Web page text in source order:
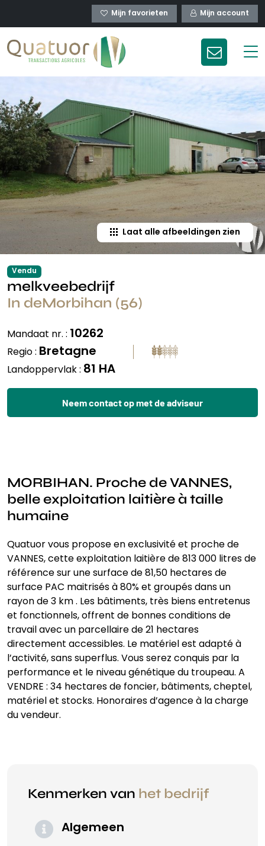
Mijn favorieten Mijn account
Laat alle afbeeldingen zien
Vendu
melkveebedrijf
In deMorbihan (56)
Mandaat nr. : 10262
Regio : Bretagne
Landoppervlak : 81 HA
Neem contact op met de adviseur
MORBIHAN. Proche de VANNES,
belle exploitation laitière à taille
humaine
Quatuor vous propose en exclusivité et proche de
VANNES, cette exploitation laitière de 813 000 litres de
référence sur une surface de 81,50 hectares de
surface PAC maitrisés à 80% et groupés dans un
rayon de 3 km . Les bâtiments, très biens entretenus
et fonctionnels, offrent de bonnes conditions de
travail avec un parcellaire de 21 hectares
directement accessibles. Le matériel est adapté à
l’activité, sans superflus. Vous serez conquis par la
performance et le niveau génétique du troupeau. A
VENDRE : 34 hectares de foncier, bâtiments, cheptel,
matériel et stocks. Honoraires d’agence à la charge
du vendeur.
Kenmerken van het bedrijf
Algemeen